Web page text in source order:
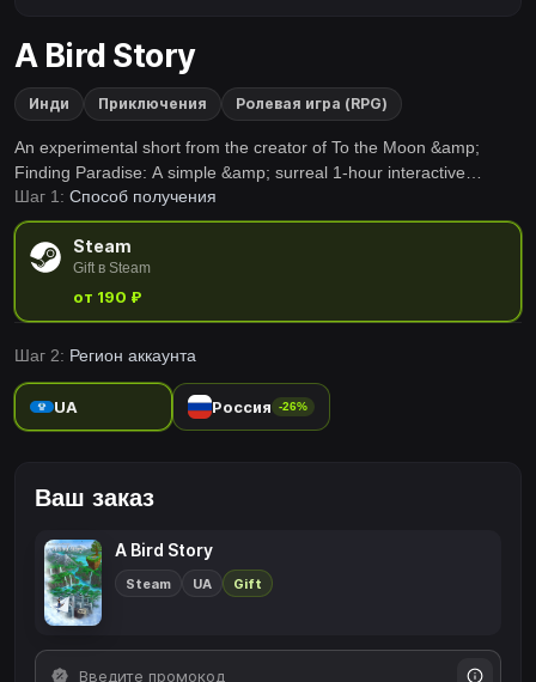
A Bird Story
Инди Приключения Ролевая игра (RPG)
An experimental short from the creator of To the Moon &amp;
Finding Paradise: A simple &amp; surreal 1-hour interactive
animation about a boy and an injured bird, told without dialogues.If
you're looking for To the Moon-like experience, I'd suggest playing
Finding Paradise first.
Шаг 1: Способ получения
Steam
Gift в Steam
от 190 ₽
Шаг 2: Регион аккаунта
UA Россия -26%
Ваш заказ
A Bird Story
Steam UA Gift